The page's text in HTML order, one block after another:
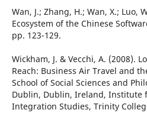
Wan, J.; Zhang, H.; Wan, X.; Luo,
Ecosystem of the Chinese
pp. 123-129.
Wickham, J. & Vecchi, A. (2008).
Reach: Business Air Travel and
School of Social Sciences and
Dublin, Dublin, Ireland, Institute
Integration Studies, Trinity